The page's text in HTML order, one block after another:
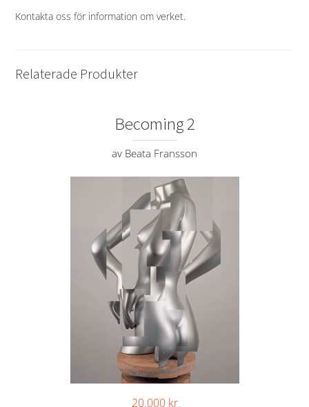
Kontakta oss för information om verket.
Relaterade Produkter
Becoming 2
av Beata Fransson
20.000 kr